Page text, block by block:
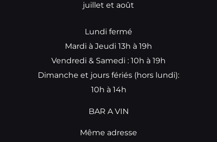
juillet et août
Lundi fermé
Mardi à Jeudi 13h à 19h
Vendredi & Samedi : 10h à 19h
Dimanche et jours fériés (hors lundi):
10h à 14h
BAR A VIN
Même adresse